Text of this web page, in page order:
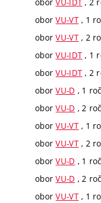
oborVU-VT, 1
oborVU-VT, 2
oborVU-IDT , 1
oborVU-IDT , 2
oborVU-D , 1
oborVU-D , 2
oborVU-VT, 1
oborVU-VT, 2
oborVU-D , 1
oborVU-D , 2
oborVU-VT, 1